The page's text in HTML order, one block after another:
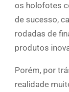
os holofotes
de sucesso,
rodadas de
produtos
Porém, por
realidade